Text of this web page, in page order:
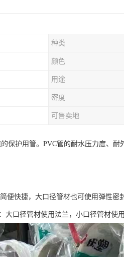
种类
颜色
用途
密度
可售卖地
保护用管。PVC管的耐水压力度、
便快捷，大口径管材也可使用弹性
口径管材使用法兰，小口径管材使